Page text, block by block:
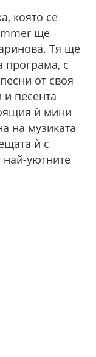
която се
ще
Тя ще
програма, с
от своя
песента
ѝ мини
на музиката
ѝ с
най-уютните